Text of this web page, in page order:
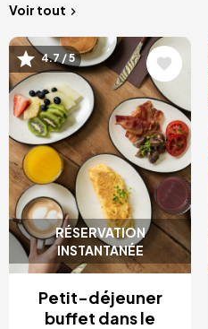
Voir tout
RÉSERVATION
INSTANTANÉE
Image
4.7 / 5
Petit-déjeuner
buffet dans le